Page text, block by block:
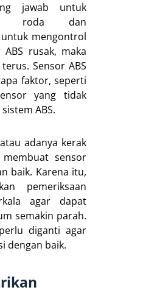
jawab untuk
roda dan
mengontrol
rusak, maka
Sensor ABS
faktor, seperti
yang tidak
ABS.
adanya kerak
sensor
baik. Karena itu,
pemeriksaan
agar dapat
semakin parah.
diganti agar
dengan baik.